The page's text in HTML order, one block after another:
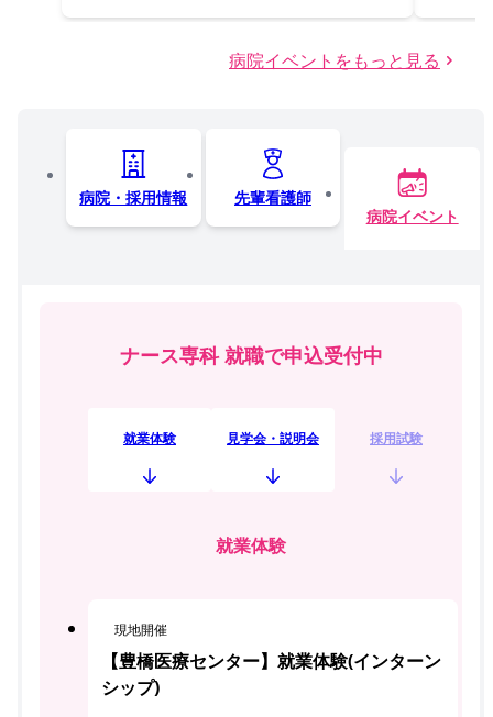
病院イベントをもっと見る
病院・採用情報
先輩看護師
病院イベント
ナース専科 就職で申込受付中
就業体験 見学会・説明会 採用試験
就業体験
現地開催
【豊橋医療センター】就業体験(インターン
シップ)